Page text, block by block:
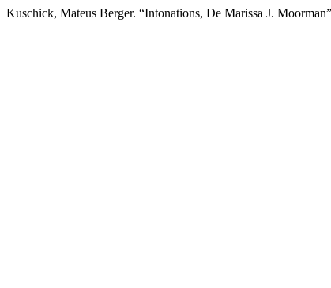
Kuschick, Mateus Berger. “Intonations, De Marissa J.